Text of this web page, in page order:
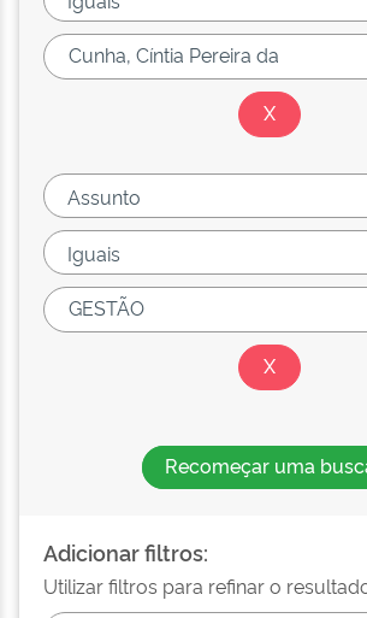
Recomeçar uma
Adicionar filtros:
Utilizar filtros para refinar o